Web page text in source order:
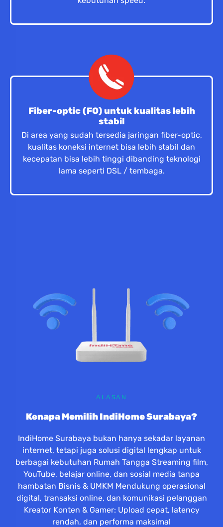
Fiber-optic (FO) untuk kualitas lebih
stabil
Di area yang sudah tersedia jaringan fiber-optic,
kualitas koneksi internet bisa lebih stabil dan
kecepatan bisa lebih tinggi dibanding teknologi
lama seperti DSL / tembaga.
ALASAN
Kenapa Memilih IndiHome Surabaya?
IndiHome Surabaya bukan hanya sekadar layanan
internet, tetapi juga solusi digital lengkap untuk
berbagai kebutuhan Rumah Tangga Streaming film,
YouTube, belajar online, dan sosial media tanpa
hambatan Bisnis & UMKM Mendukung operasional
digital, transaksi online, dan komunikasi pelanggan
Kreator Konten & Gamer: Upload cepat, latency
rendah, dan performa maksimal